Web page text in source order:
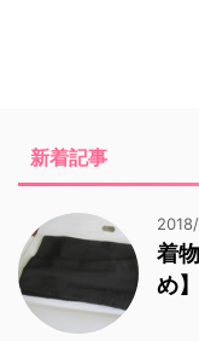
新着記事
着
め